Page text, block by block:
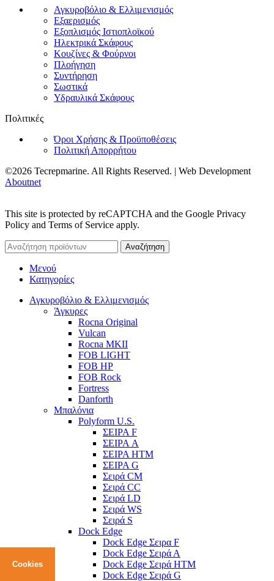
Αγκυροβόλιο & Ελλιμενισμός
Εξαερισμός
Εξοπλισμός Ιστιοπλοϊκού
Ηλεκτρικά Σκάφους
Κουζίνες & Φούρνοι
Πλοήγηση
Συντήρηση
Σωστικά
Υδραυλικά Σκάφους
Πολιτικές
Όροι Χρήσης & Προϋποθέσεις
Πολιτική Απορρήτου
©2026 Tecrepmarine. All Rights Reserved. | Web Development
Aboutnet
This site is protected by reCAPTCHA and the Google Privacy
Policy and Terms of Service apply.
Αναζήτηση
Μενού
Κατηγορίες
Αγκυροβόλιο & Ελλιμενισμός
Άγκυρες
Rocna Original
Vulcan
Rocna MKII
FOB LIGHT
FOB HP
FOB Rock
Fortress
Danforth
Μπαλόνια
Polyform U.S.
ΣΕΙΡΑ F
ΣΕΙΡΑ A
ΣΕΙΡΑ HTM
ΣΕΙΡΑ G
Σειρά CM
Σειρά CC
Σειρά LD
Σειρά WS
Σειρά S
Dock Edge
Dock Edge Σειρα F
Dock Edge Σειρά Α
Dock Edge Σειρά HTM
Dock Edge Σειρά G
Cookies